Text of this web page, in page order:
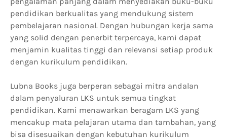
pendidikan berkualitas yang mendukung sistem
pembelajaran nasional. Dengan hubungan kerja sama
yang solid dengan penerbit terpercaya, kami dapat
menjamin kualitas tinggi dan relevansi setiap produk
dengan kurikulum pendidikan.
Lubna Books juga berperan sebagai mitra andalan
dalam penyaluran LKS untuk semua tingkat
pendidikan. Kami menawarkan beragam LKS yang
mencakup mata pelajaran utama dan tambahan, yang
bisa disesuaikan dengan kebutuhan kurikulum